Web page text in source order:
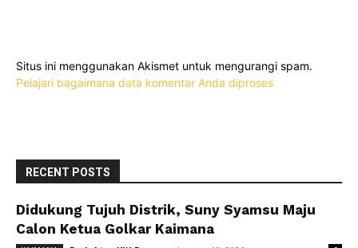
Situs ini menggunakan Akismet untuk mengurangi spam.
Pelajari bagaimana data komentar Anda diproses
RECENT POSTS
Didukung Tujuh Distrik, Suny Syamsu Maju
Calon Ketua Golkar Kaimana